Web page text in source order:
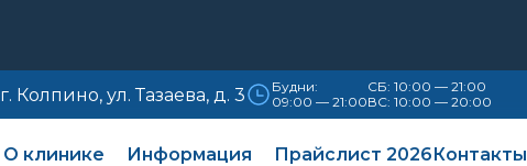
г. Колпино, ул. Тазаева, д. 3
Будни:
09:00 — 21:00
СБ: 10:00 — 21:00
ВС: 10:00 — 20:00
О клинике Информация Прайслист 2026Контакты